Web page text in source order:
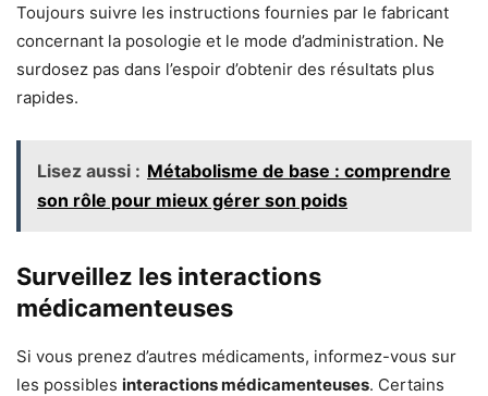
Toujours suivre les instructions fournies par le fabricant
concernant la posologie et le mode d’administration. Ne
surdosez pas dans l’espoir d’obtenir des résultats plus
rapides.
Lisez aussi : Métabolisme de base : comprendre
son rôle pour mieux gérer son poids
Surveillez les interactions
médicamenteuses
Si vous prenez d’autres médicaments, informez-vous sur
les possibles interactions médicamenteuses. Certains